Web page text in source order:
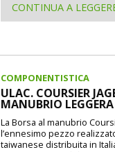
CONTINUA A
COMPONENTISTICA
ULAC. COURSIER
MANUBRIO
La Borsa al manubrio
l’ennesimo pezzo
taiwanese distribuita in